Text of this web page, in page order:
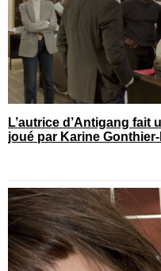
L’autrice d’Antigang fait
joué par Karine